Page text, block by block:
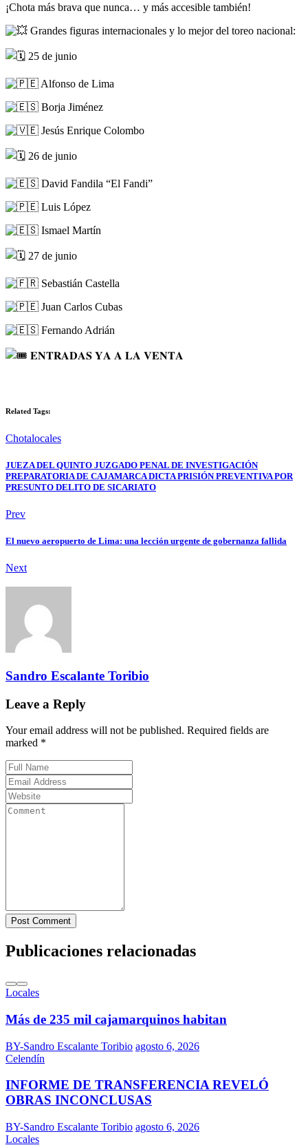
¡Chota más brava que nunca… y más accesible también!
Grandes figuras internacionales y lo mejor del toreo nacional:
25 de junio
Alfonso de Lima
Borja Jiménez
Jesús Enrique Colombo
26 de junio
David Fandila “El Fandi”
Luis López
Ismael Martín
27 de junio
Sebastián Castella
Juan Carlos Cubas
Fernando Adrián
𝐄𝐍𝐓𝐑𝐀𝐃𝐀𝐒 𝐘𝐀 𝐀 𝐋𝐀 𝐕𝐄𝐍𝐓𝐀
Related Tags:
Chotalocales
JUEZA DEL QUINTO JUZGADO PENAL DE INVESTIGACIÓN
PREPARATORIA DE CAJAMARCA DICTA PRISIÓN PREVENTIVA POR
PRESUNTO DELITO DE SICARIATO
Prev
El nuevo aeropuerto de Lima: una lección urgente de gobernanza fallida
Next
Sandro Escalante Toribio
Leave a Reply
Your email address will not be published. Required fields are
marked *
Post Comment
Publicaciones relacionadas
Locales
Más de 235 mil cajamarquinos habitan
BY-Sandro Escalante Toribio agosto 6, 2026
Celendín
INFORME DE TRANSFERENCIA REVELÓ
OBRAS INCONCLUSAS
BY-Sandro Escalante Toribio agosto 6, 2026
Locales